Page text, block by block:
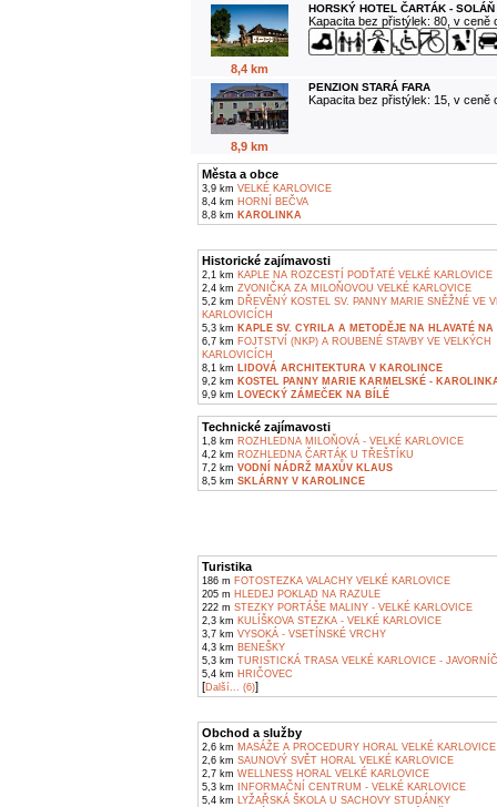
8,4 km
HORSKÝ HOTEL ČARTÁK - SOLÁŇ
Kapacita bez přistýlek: 80, v ceně
8,9 km
PENZION STARÁ FARA
Kapacita bez přistýlek: 15, v ceně
Města a obce
3,9 km VELKÉ KARLOVICE
8,4 km HORNÍ BEČVA
8,8 km KAROLINKA
Historické zajímavosti
2,1 km KAPLE NA ROZCESTÍ PODŤATÉ VELKÉ KARLOVICE
2,4 km ZVONIČKA ZA MILOŇOVOU VELKÉ KARLOVICE
5,2 km DŘEVĚNÝ KOSTEL SV. PANNY MARIE SNĚŽNÉ VE
KARLOVICÍCH
5,3 km KAPLE SV. CYRILA A METODĚJE NA HLAVATÉ NA
6,7 km FOJTSTVÍ (NKP) A ROUBENÉ STAVBY VE VELKÝCH
KARLOVICÍCH
8,1 km LIDOVÁ ARCHITEKTURA V KAROLINCE
9,2 km KOSTEL PANNY MARIE KARMELSKÉ -
9,9 km LOVECKÝ ZÁMEČEK NA BÍLÉ
Technické zajímavosti
1,8 km ROZHLEDNA MILOŇOVÁ - VELKÉ KARLOVICE
4,2 km ROZHLEDNA ČARTÁK U TŘEŠTÍKU
7,2 km VODNÍ NÁDRŽ MAXŮV KLAUS
8,5 km SKLÁRNY V KAROLINCE
Turistika
186 m FOTOSTEZKA VALACHY VELKÉ KARLOVICE
205 m HLEDEJ POKLAD NA RAZULE
222 m STEZKY PORTÁŠE MALINY - VELKÉ KARLOVICE
2,3 km KULÍŠKOVA STEZKA - VELKÉ KARLOVICE
3,7 km VYSOKÁ - VSETÍNSKÉ VRCHY
4,3 km BENEŠKY
5,3 km TURISTICKÁ TRASA VELKÉ KARLOVICE -
5,4 km HRIČOVEC
[Další... (6)]
Obchod a služby
2,6 km MASÁŽE A PROCEDURY HORAL VELKÉ KARLOVICE
2,6 km SAUNOVÝ SVĚT HORAL VELKÉ KARLOVICE
2,7 km WELLNESS HORAL VELKÉ KARLOVICE
5,3 km INFORMAČNÍ CENTRUM - VELKÉ KARLOVICE
5,4 km LYŽAŘSKÁ ŠKOLA U SACHOVY STUDÁNKY